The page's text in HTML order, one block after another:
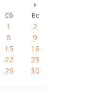
›
Сб Вс
1
2
8
9
15
16
22
23
29
30